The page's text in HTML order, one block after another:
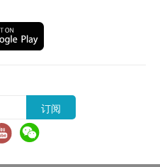
肝肾功能不佳者请勿服
血脂药物同时服用
个别疾病情况，服食或饮
效时，送货服务时间将
及初三均会休息(不提供
何订单上的货品，健康
绝接受该订单，并且会
通知顾客再作安排。
因(包括但不限于由于天
订阅